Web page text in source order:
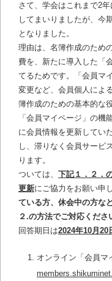
さて、学会はこれまで2
してまいりましたが、今
となりました。
理由は、名簿作成のため
費を、新たに導入した「
てるためです。「会員マ
変更など、会員個人によ
簿作成のための基本的な
「会員マイページ」の機
に会員情報を更新してい
し、滞りなく会員サービ
ります。
ついては、 下記１．２．
更新にご協力をお願い申
ている方、休会中の方な
２.の方法でご対応くださ
回答期日は2024年10月20
オンライン「会員マ